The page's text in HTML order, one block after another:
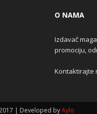
O NAMA
Izdavač
promociju,
Kontaktirajte
| Developed byAylo